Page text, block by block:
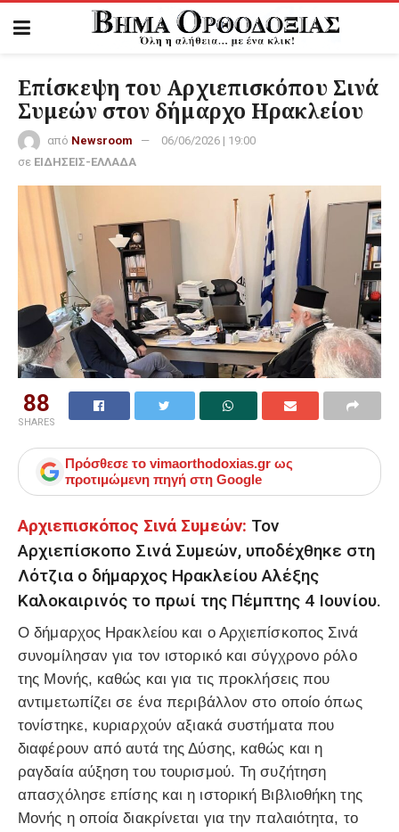
Επίσκεψη του Αρχιεπισκόπου Σινά
Συμεών στον δήμαρχο Ηρακλείου
από Newsroom
06/06/2026 | 19:00
σε ΕΙΔΗΣΕΙΣ-ΕΛΛΑΔΑ
88
SHARES
Πρόσθεσε το vimaorthodoxias.gr ως
προτιμώμενη πηγή στη Google
Αρχιεπισκόπος Σινά Συμεών: Τον
Αρχιεπίσκοπο Σινά Συμεών, υποδέχθηκε στη
Λότζια ο δήμαρχος Ηρακλείου Αλέξης
Καλοκαιρινός το πρωί της Πέμπτης 4 Ιουνίου.
Ο δήμαρχος Ηρακλείου και ο Αρχιεπίσκοπος Σινά
συνομίλησαν για τον ιστορικό και σύγχρονο ρόλο
της Μονής, καθώς και για τις προκλήσεις που
αντιμετωπίζει σε ένα περιβάλλον στο οποίο όπως
τονίστηκε, κυριαρχούν αξιακά συστήματα που
διαφέρουν από αυτά της Δύσης, καθώς και η
ραγδαία αύξηση του τουρισμού. Τη συζήτηση
απασχόλησε επίσης και η ιστορική Βιβλιοθήκη της
Μονής η οποία διακρίνεται για την παλαιότητα, το